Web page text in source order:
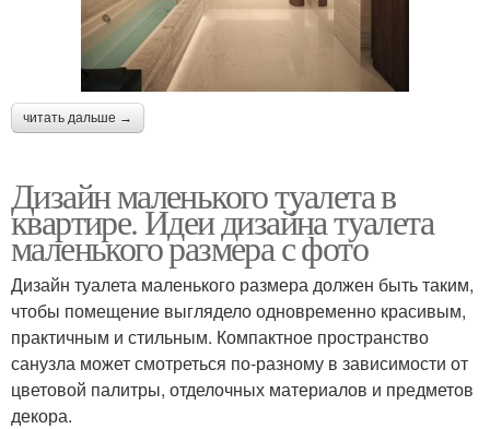
читать дальше →
Дизайн маленького туалета в
квартире. Идеи дизайна туалета
маленького размера с фото
Дизайн туалета маленького размера должен быть таким,
чтобы помещение выглядело одновременно красивым,
практичным и стильным. Компактное пространство
санузла может смотреться по-разному в зависимости от
цветовой палитры, отделочных материалов и предметов
декора.